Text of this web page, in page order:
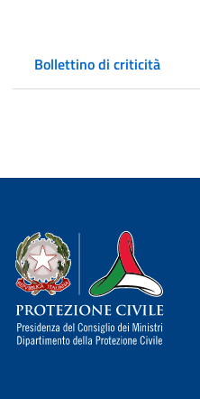
Bollettino di criticità
Dipartimento della